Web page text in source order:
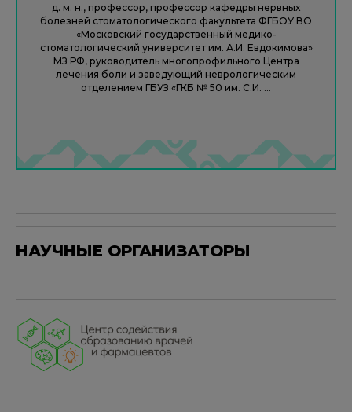
д. м. н., профессор, профессор кафедры нервных
болезней стоматологического факультета ФГБОУ ВО
«Московский государственный медико-
стоматологический университет им. А.И. Евдокимова»
МЗ РФ, руководитель многопрофильного Центра
лечения боли и заведующий неврологическим
отделением ГБУЗ «ГКБ № 50 им. С.И. ...
НАУЧНЫЕ ОРГАНИЗАТОРЫ